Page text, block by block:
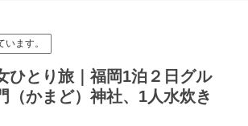
ます。
ひとり旅｜福岡1泊２日グル
（かまど）神社、1人水炊き